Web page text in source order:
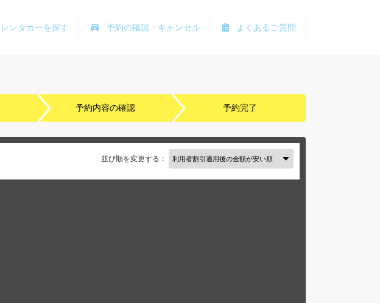
よくあるご質問
予約の確認・キャンセル
レンタカーを探す
予約内容の確認 予約完了
並び順を変更する：